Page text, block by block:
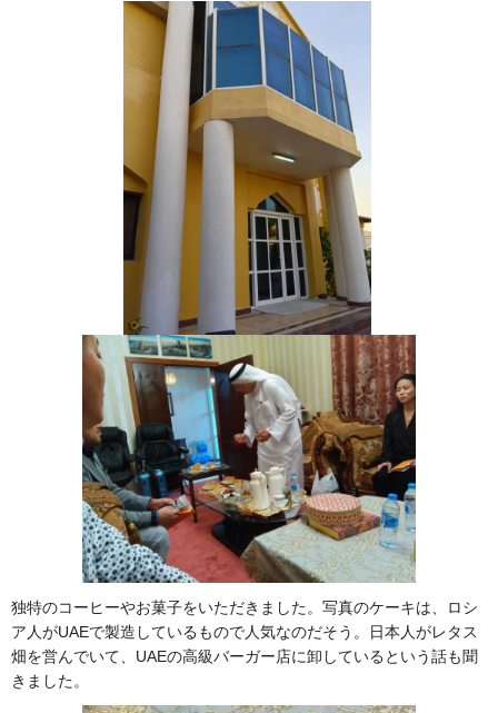
独特のコーヒーやお菓子をいただきました。写真のケーキは、ロシ
ア人がUAEで製造しているもので人気なのだそう。日本人がレタス
畑を営んでいて、UAEの高級バーガー店に卸しているという話も聞
きました。